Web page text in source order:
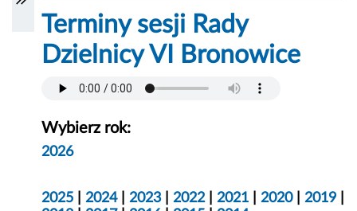
Terminy sesji Rady
Dzielnicy VI Bronowice
Wybierz rok:
2026
2025 |2024|2023|2022|2021 |2020|2019